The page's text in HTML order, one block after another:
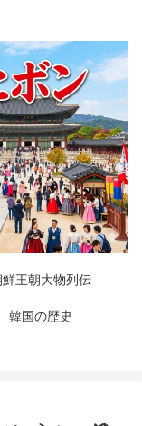
鮮王朝大物列伝
韓国の歴史